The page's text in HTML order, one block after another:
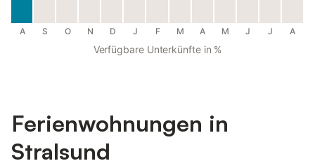
A S O N D J F M A M J J A
Verfügbare Unterkünfte in %
Ferienwohnungen in
Stralsund